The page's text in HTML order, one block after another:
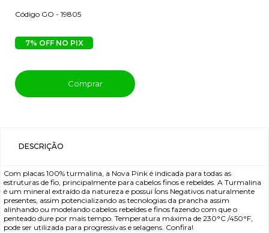
GO - 19805
7% OFF NO PIX
Comprar
DESCRIÇÃO
Com placas 100% turmalina, a Nova Pink é indicada para todas as
estruturas de fio, principalmente para cabelos finos e rebeldes. A Turmalina
é um mineral extraído da natureza e possui Íons Negativos naturalmente
presentes, assim potencializando as tecnologias da prancha assim
alinhando ou modelando cabelos rebeldes e finos fazendo com que o
penteado dure por mais tempo. Temperatura máxima de 230°C /450°F,
pode ser utilizada para progressivas e selagens. Confira!